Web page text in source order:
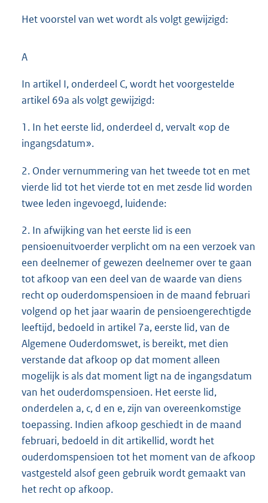
Het voorstel van wet wordt als volgt gewijzigd:
A
In artikel I, onderdeel C, wordt het voorgestelde
artikel 69a als volgt gewijzigd:
1. In het eerste lid, onderdeel d, vervalt «op de
ingangsdatum».
2. Onder vernummering van het tweede tot en met
vierde lid tot het vierde tot en met zesde lid worden
twee leden ingevoegd, luidende:
2. In afwijking van het eerste lid is een
pensioenuitvoerder verplicht om na een verzoek van
een deelnemer of gewezen deelnemer over te gaan
tot afkoop van een deel van de waarde van diens
recht op ouderdomspensioen in de maand februari
volgend op het jaar waarin de pensioengerechtigde
leeftijd, bedoeld in artikel 7a, eerste lid, van de
Algemene Ouderdomswet, is bereikt, met dien
verstande dat afkoop op dat moment alleen
mogelijk is als dat moment ligt na de ingangsdatum
van het ouderdomspensioen. Het eerste lid,
onderdelen a, c, d en e, zijn van overeenkomstige
toepassing. Indien afkoop geschiedt in de maand
februari, bedoeld in dit artikellid, wordt het
ouderdomspensioen tot het moment van de afkoop
vastgesteld alsof geen gebruik wordt gemaakt van
het recht op afkoop.